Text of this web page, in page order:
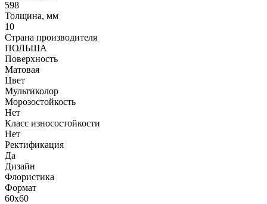
598
Толщина, мм
10
Страна производителя
ПОЛЬША
Поверхность
Матовая
Цвет
Мультиколор
Морозостойкость
Нет
Класс износостойкости
Нет
Ректификация
Да
Дизайн
Флористика
Формат
60x60